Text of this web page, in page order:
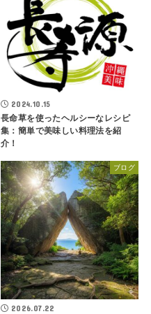
2024.10.15
長命草を使ったヘルシーなレシピ
集：簡単で美味しい料理法を紹
介！
ブログ
2026.07.22